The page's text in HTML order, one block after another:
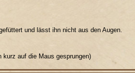
und lässt ihn nicht aus den Augen.
auf die Maus gesprungen)